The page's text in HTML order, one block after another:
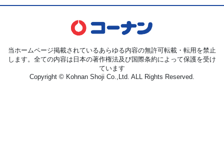
当ホームページ掲載されているあらゆる内容の無許可転載・転用を禁止
します。全ての内容は日本の著作権法及び国際条約によって保護を受け
ています
Copyright © Kohnan Shoji Co.,Ltd. ALL Rights Reserved.